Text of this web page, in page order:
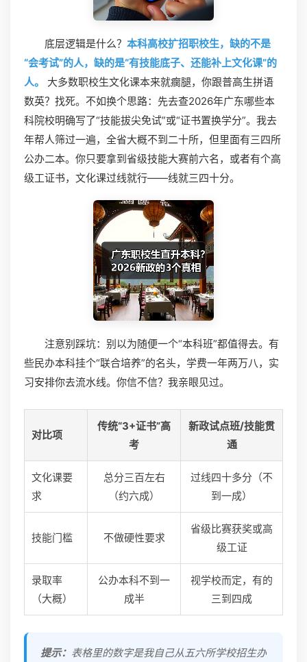
底层逻辑是什么？ 本科高校扩招职校生，缺的不是
“会考试”的人，缺的是“有技能底子、还能补上文化课”的
人。
大多数职校生文化课本来就瘸腿，你跟普高生拼语
数英？找死。不如换个思路：先去查2026年广东哪些本
科院校明确写了“技能拔尖免试”或“证书置换学分”。我去
年帮人筛过一遍，全省大概不到二十所，但里面有三四所
公办二本。你只要拿到省级技能大赛前六名，或者有个高
级工证书，文化课过线就行——线就三四十分。
注意别踩坑：别以为随便一个“本科班”都值得去。有
些民办本科挂个“联合培养”的名头，学费一年两万八，实
习安排你去流水线。你信不信？我亲眼见过。
对比项
传统“3+证书”高
考
新政试点班/技能贯
通
文化课要
求
总分三百左右
（约六成）
过线四十多分（不
到一成）
技能门槛 不做硬性要求
省级比赛获奖或高
级工证
录取率
（大概）
公办本科不到一
成半
视学校而定，有的
三到四成
提示： 表格里的数字是我自己从五六所学校招生办